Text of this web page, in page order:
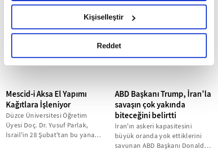
okumak ve sitemizi ziyaretiniz kapsamında
gerçekleştirilen veri işleme faaliyetleri ile ilgili daha
detaylı bilgi almak için lütfentıklayınız.
Kişiselleştir
Reddet
Dünya Kupası'na katılma hakkı
toplam gayrisafi yurt içi
hasılasının (GSYH) bu yıl yüzde
4,5 artacağının...
Mescid-i Aksa El Yapımı
Kağıtlara İşleniyor
Düzce Üniversitesi Öğretim
Üyesi Doç. Dr. Yusuf Parlak,
İsrail'in 28 Şubat'tan bu yana
ABD Başkanı Trump, İran'la
savaşın çok yakında
biteceğini belirtti
İran'ın askeri kapasitesini
büyük oranda yok ettiklerini
savunan ABD Başkanı Donald